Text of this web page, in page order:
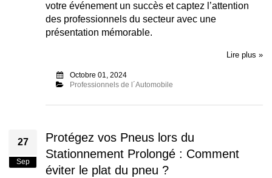
votre événement un succès et captez l’attention
des professionnels du secteur avec une
présentation mémorable.
Lire plus »
Octobre 01, 2024
Professionnels de l´Automobile
27
Sep
Protégez vos Pneus lors du
Stationnement Prolongé : Comment
éviter le plat du pneu ?